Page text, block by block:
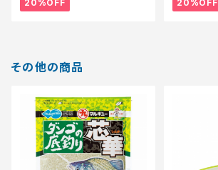
20%OFF 20%OFF
その他の商品